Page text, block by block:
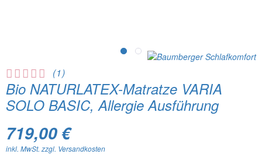
(1)
Bio NATURLATEX-Matratze VARIA
SOLO BASIC, Allergie Ausführung
719,00 €
inkl. MwSt. zzgl. Versandkosten